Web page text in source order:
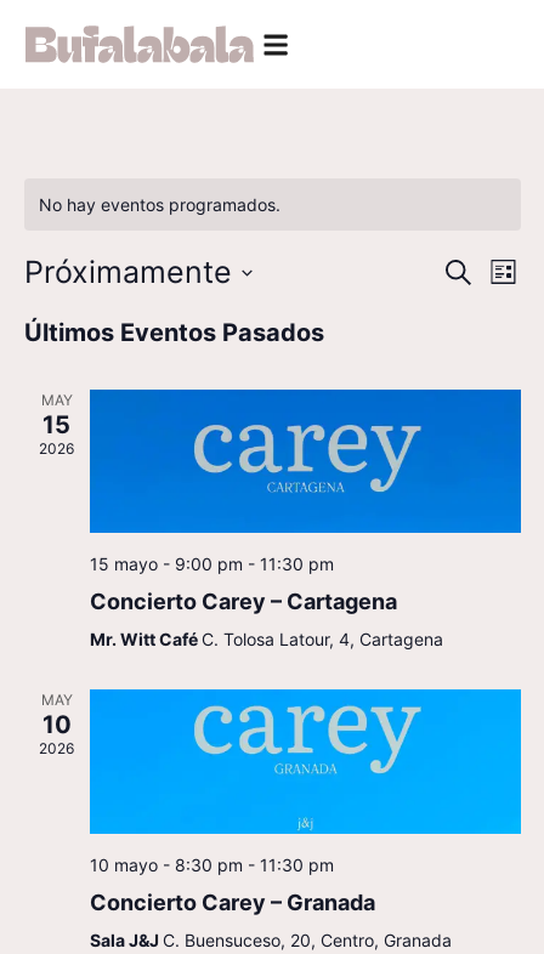
No hay eventos programados.
Buscar
de
Lista
Próximamente
fecha.
Últimos Eventos Pasados
MAY
15
2026
15 mayo - 9:00 pm - 11:30 pm
Concierto Carey – Cartagena
Mr. Witt CaféC. Tolosa Latour, 4, Cartagena
MAY
10
2026
10 mayo - 8:30 pm - 11:30 pm
Concierto Carey – Granada
Sala J&J C. Buensuceso, 20, Centro, Granada